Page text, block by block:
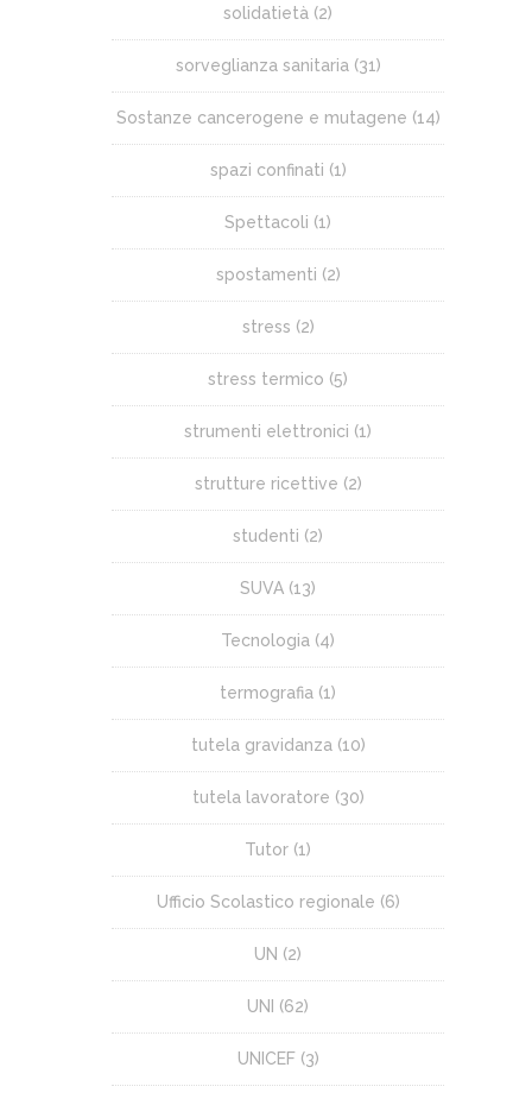
solidatietà (2)
sorveglianza sanitaria (31)
Sostanze cancerogene e mutagene (14)
spazi confinati (1)
Spettacoli (1)
spostamenti (2)
stress (2)
stress termico (5)
strumenti elettronici (1)
strutture ricettive (2)
studenti (2)
SUVA (13)
Tecnologia (4)
termografia (1)
tutela gravidanza (10)
tutela lavoratore (30)
Tutor (1)
Ufficio Scolastico regionale (6)
UN (2)
UNI (62)
UNICEF(3)